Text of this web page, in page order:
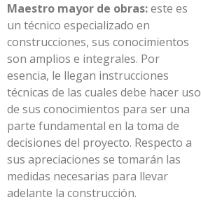
Maestro mayor de obras:este es
un técnico especializado en
construcciones, sus conocimientos
son amplios e integrales. Por
esencia, le llegan instrucciones
técnicas de las cuales debe hacer uso
de sus conocimientos para ser una
parte fundamental en la toma de
decisiones del proyecto. Respecto a
sus apreciaciones se tomarán las
medidas necesarias para llevar
adelante la construcción.